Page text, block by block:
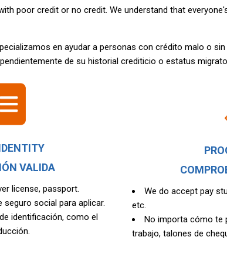
poor credit or no credit. We understand that
en ayudar a personas con crédito malo o
de su historial crediticio o estatus
VALIDA
license, passport.
seguro social para aplicar.
identificación, como el
We do accept pay
etc.
No importa cómo te
trabajo, talones de